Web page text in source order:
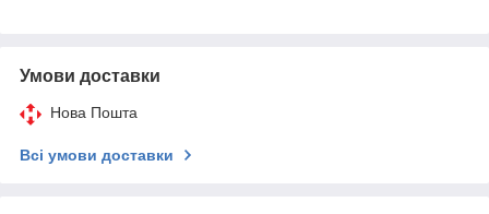
Умови доставки
Нова Пошта
Всі умови доставки